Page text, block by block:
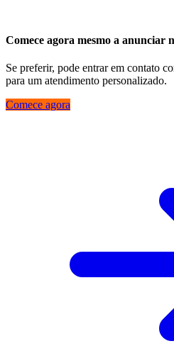
Comece agora mesmo a anunciar
Se preferir, pode entrar em contato
para um atendimento personalizado.
Comece agora